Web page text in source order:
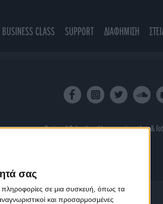
σας
πληροφορίες σε μια συσκευή, όπως τα
και προσαρμοσμένες
BUSINESS CLASS SUPPORT ΔΙΑΦΗΜΙΣΗ
Designed & developed byporcupine colors&